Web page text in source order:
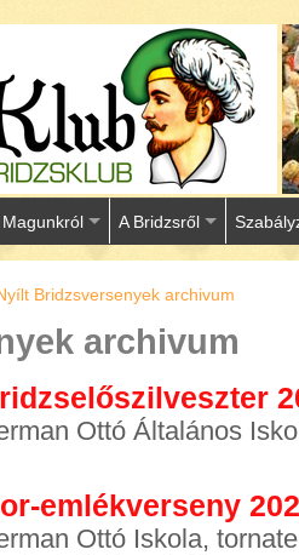
Magunkról A Bridzsről
Bridzsversenyek archivum
archivum
Ottó Általános
emlékverseny
Ottó Iskola,